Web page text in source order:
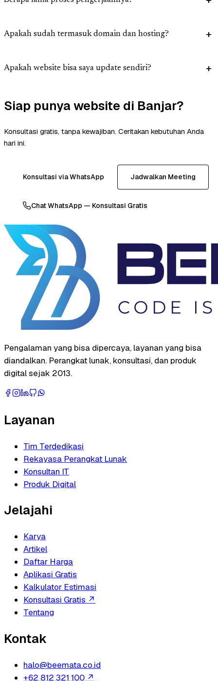
Apakah sudah termasuk domain dan hosting?
Apakah website bisa saya update sendiri?
Siap punya website di Banjar?
Konsultasi gratis, tanpa kewajiban. Ceritakan kebutuhan Anda
hari ini.
Konsultasi via WhatsApp Jadwalkan Meeting
Chat WhatsApp — Konsultasi Gratis
Pengalaman yang bisa dipercaya, layanan yang bisa
diandalkan. Perangkat lunak, konsultasi, dan produk
digital sejak 2013.
Layanan
Tim Terdedikasi
Rekayasa Perangkat Lunak
Konsultan IT
Produk Digital
Jelajahi
Karya
Artikel
Daftar Harga
Aplikasi Gratis
Kalkulator Estimasi
Konsultasi Gratis ↗
Tentang
Kontak
halo@beemata.co.id
+62 812 321 100 ↗